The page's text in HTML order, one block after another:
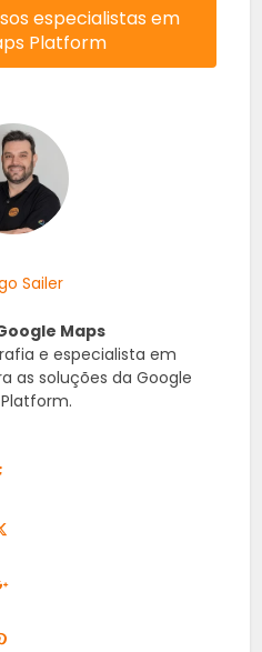
especialistas em
Platform
Sailer
Maps
e especialista em
as soluções da Google